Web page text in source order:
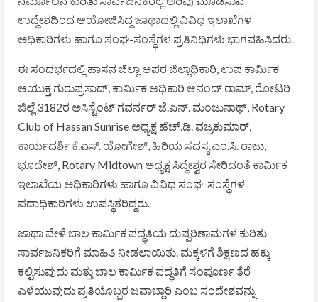
ಉದ್ದೇಶದಿಂದ ಆಯೋಜಿಸಿದ್ದ ಜಾಥಾದಲ್ಲಿ ವಿವಿಧ ಇಲಾಖೆಗಳ
ಅಧಿಕಾರಿಗಳು ಹಾಗೂ ಸಂಘ-ಸಂಸ್ಥೆಗಳ ಪ್ರತಿನಿಧಿಗಳು ಭಾಗವಹಿಸಿದರು.
ಈ ಸಂದರ್ಭದಲ್ಲಿ ಹಾಸನ ಜಿಲ್ಲಾ ಅಪರ ಜಿಲ್ಲಾಧಿಕಾರಿ, ಉಪ ಕಾರ್ಮಿಕ
ಆಯುಕ್ತ ಗುರುಪ್ರಸಾದ್, ಕಾರ್ಮಿಕ ಅಧಿಕಾರಿ ಆನಂದ್ ರಾಮ್, ರೋಟರಿ
ಜಿಲ್ಲೆ 3182ರ ಅಸಿಸ್ಟೆಂಟ್ ಗವರ್ನರ್ಜೆ.ಎನ್. ಮಂಜುನಾಥ್, Rotary
Club of Hassan Sunrise ಅಧ್ಯಕ್ಷ ಹೆಚ್.ಡಿ. ವಜ್ರಕುಮಾರ್,
ಕಾರ್ಯದರ್ಶಿ ಕೆ.ಎಸ್. ಯೋಗೇಶ್, ಹಿರಿಯ ಸದಸ್ಯಎಂ.ಸಿ. ರಾಜು,
ಭೂದೇಶ್, Rotary Midtown ಅಧ್ಯಕ್ಷಸಿದ್ದೇಶ್ವರಸೇರಿದಂತೆ ಕಾರ್ಮಿಕ
ಇಲಾಖೆಯ ಅಧಿಕಾರಿಗಳು ಹಾಗೂ ವಿವಿಧ ಸಂಘ-ಸಂಸ್ಥೆಗಳ
ಪದಾಧಿಕಾರಿಗಳು ಉಪಸ್ಥಿತರಿದ್ದರು.
ಜಾಥಾ ವೇಳೆ ಬಾಲ ಕಾರ್ಮಿಕ ಪದ್ಧತಿಯ ದುಷ್ಪರಿಣಾಮಗಳ ಕುರಿತು
ಸಾರ್ವಜನಿಕರಿಗೆ ಮಾಹಿತಿ ನೀಡಲಾಯಿತು. ಮಕ್ಕಳಿಗೆ ಶಿಕ್ಷಣದ ಹಕ್ಕು
ಕಲ್ಪಿಸುವುದು ಮತ್ತು ಬಾಲ ಕಾರ್ಮಿಕ ಪದ್ಧತಿಗೆ ಸಂಪೂರ್ಣ ತೆರೆ
ಎಳೆಯುವುದು ಪ್ರತಿಯೊಬ್ಬರ ಜವಾಬ್ದಾರಿ ಎಂಬ ಸಂದೇಶವನ್ನು